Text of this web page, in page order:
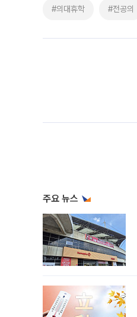
#의대휴학 #전공의
주요 뉴스